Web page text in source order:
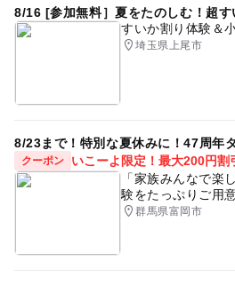
8/16 [参加無料］夏をたのしむ！超
すいか割り体験＆
埼玉県上尾市
8/23まで！特別な夏休みに！47周年
クーポン
いこーよ限定！最大200円割
「家族みんなで楽
験をたっぷりご用意
群馬県富岡市